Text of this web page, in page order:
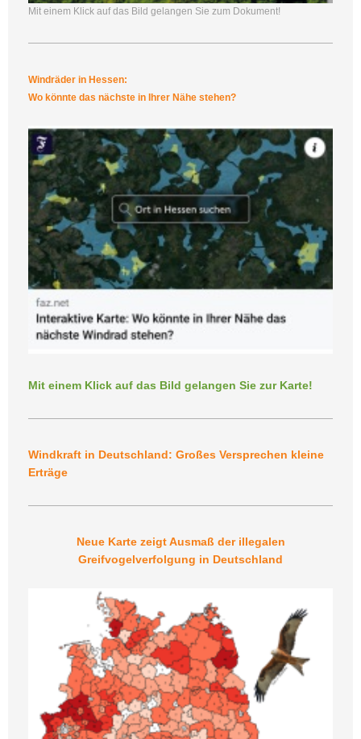
Mit einem Klick auf das Bild gelangen Sie zum Dokument!
Windräder in Hessen:
Wo könnte das nächste in Ihrer Nähe stehen?
Mit einem Klick auf das Bild gelangen Sie zur Karte!
Windkraft in Deutschland: Großes Versprechen kleine
Erträge
Neue Karte zeigt Ausmaß der illegalen
Greifvogelverfolgung in Deutschland